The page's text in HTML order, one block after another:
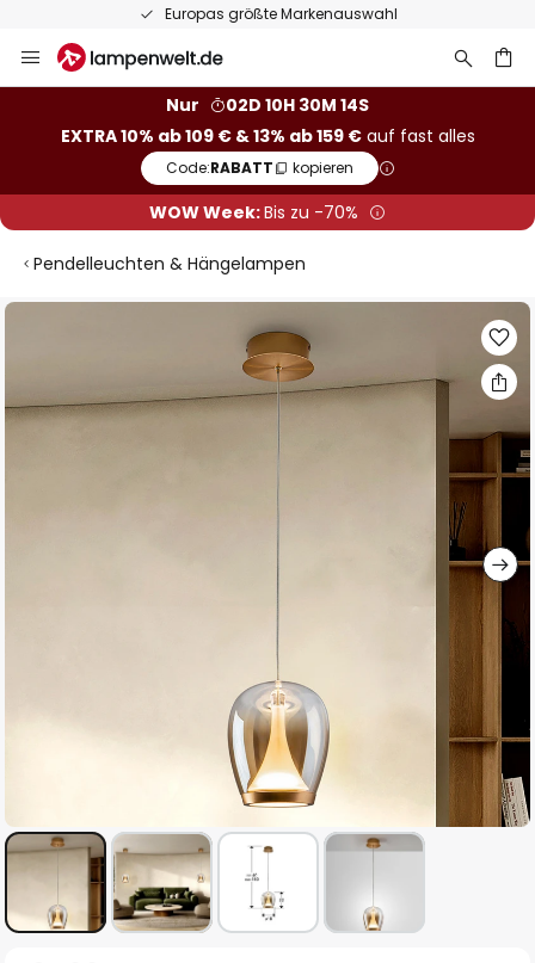
Europas größte Markenauswahl
Inhalt
Nur
02D 10H 30M 14S
EXTRA 10% ab 109 € & 13% ab 159 €auf fast alles
Code:RABATT kopieren
WOW Week:Bis zu -70%
Pendelleuchten & Hängelampen
Zum
Bildgalerie